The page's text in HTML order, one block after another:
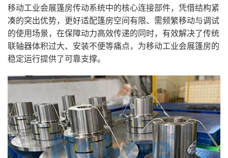
移动工业会展篷房传动系统中的核心连接部件，凭借结构紧
凑的突出优势，更好适配篷房空间有限、需频繁移动与调试
的使用场景，在保障动力高效传递的同时，有效解决了传统
联轴器体积过大、安装不便等痛点，为移动工业会展篷房的
稳定运行提供了可靠支撑。